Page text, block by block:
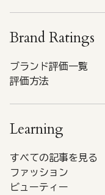
Brand Ratings
ブランド評価一覧
評価方法
Learning
すべての記事を見る
ファッション
ビューティー